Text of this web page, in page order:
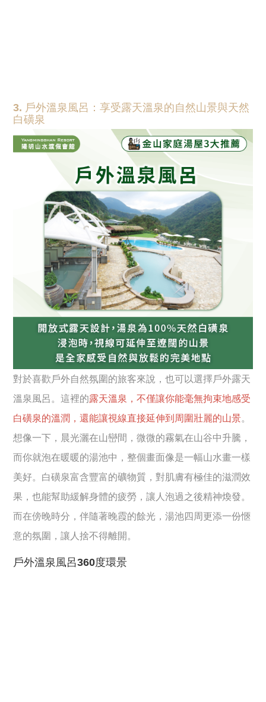
3. 戶外溫泉風呂：享受露天溫泉的自然山景與天然
白磺泉
對於喜歡戶外自然氛圍的旅客來說，也可以選擇戶外露天
溫泉風呂。這裡的露天溫泉，不僅讓你能毫無拘束地感受
白磺泉的溫潤，還能讓視線直接延伸到周圍壯麗的山景。
想像一下，晨光灑在山巒間，微微的霧氣在山谷中升騰，
而你就泡在暖暖的湯池中，整個畫面像是一幅山水畫一樣
美好。白磺泉富含豐富的礦物質，對肌膚有極佳的滋潤效
果，也能幫助緩解身體的疲勞，讓人泡過之後精神煥發。
而在傍晚時分，伴隨著晚霞的餘光，湯池四周更添一份愜
意的氛圍，讓人捨不得離開。
戶外溫泉風呂360度環景